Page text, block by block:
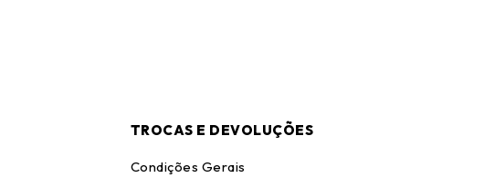
TROCAS E DEVOLUÇÕES
Condições Gerais